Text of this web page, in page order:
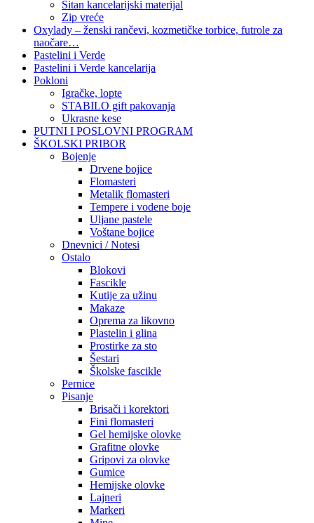
Sitan kancelarijski materijal
Zip vreće
Oxylady – ženski rančevi, kozmetičke torbice, futrole za
naočare…
Pastelini i Verde
Pastelini i Verde kancelarija
Pokloni
Igračke, lopte
STABILO gift pakovanja
Ukrasne kese
PUTNI I POSLOVNI PROGRAM
ŠKOLSKI PRIBOR
Bojenje
Drvene bojice
Flomasteri
Metalik flomasteri
Tempere i vodene boje
Uljane pastele
Voštane bojice
Dnevnici / Notesi
Ostalo
Blokovi
Fascikle
Kutije za užinu
Makaze
Oprema za likovno
Plastelin i glina
Prostirke za sto
Šestari
Školske fascikle
Pernice
Pisanje
Brisači i korektori
Fini flomasteri
Gel hemijske olovke
Grafitne olovke
Gripovi za olovke
Gumice
Hemijske olovke
Lajneri
Markeri